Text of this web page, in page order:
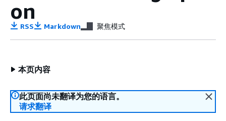
on
RSS Markdown 聚焦模式
本页内容
此页面尚未翻译为您的语言。
请求翻译